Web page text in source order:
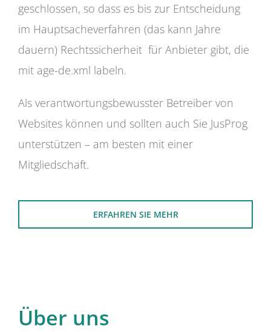
geschlossen, so dass es bis zur Entscheidung
im Hauptsacheverfahren (das kann Jahre
dauern) Rechtssicherheit für Anbieter gibt, die
mit age-de.xml labeln.
Als verantwortungsbewusster Betreiber von
Websites können und sollten auch Sie JusProg
unterstützen – am besten mit einer
Mitgliedschaft.
ERFAHREN SIE MEHR
Über uns